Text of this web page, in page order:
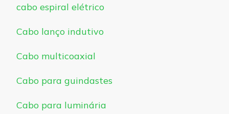
cabo espiral elétrico
Cabo lanço indutivo
Cabo multicoaxial
Cabo para guindastes
Cabo para luminária